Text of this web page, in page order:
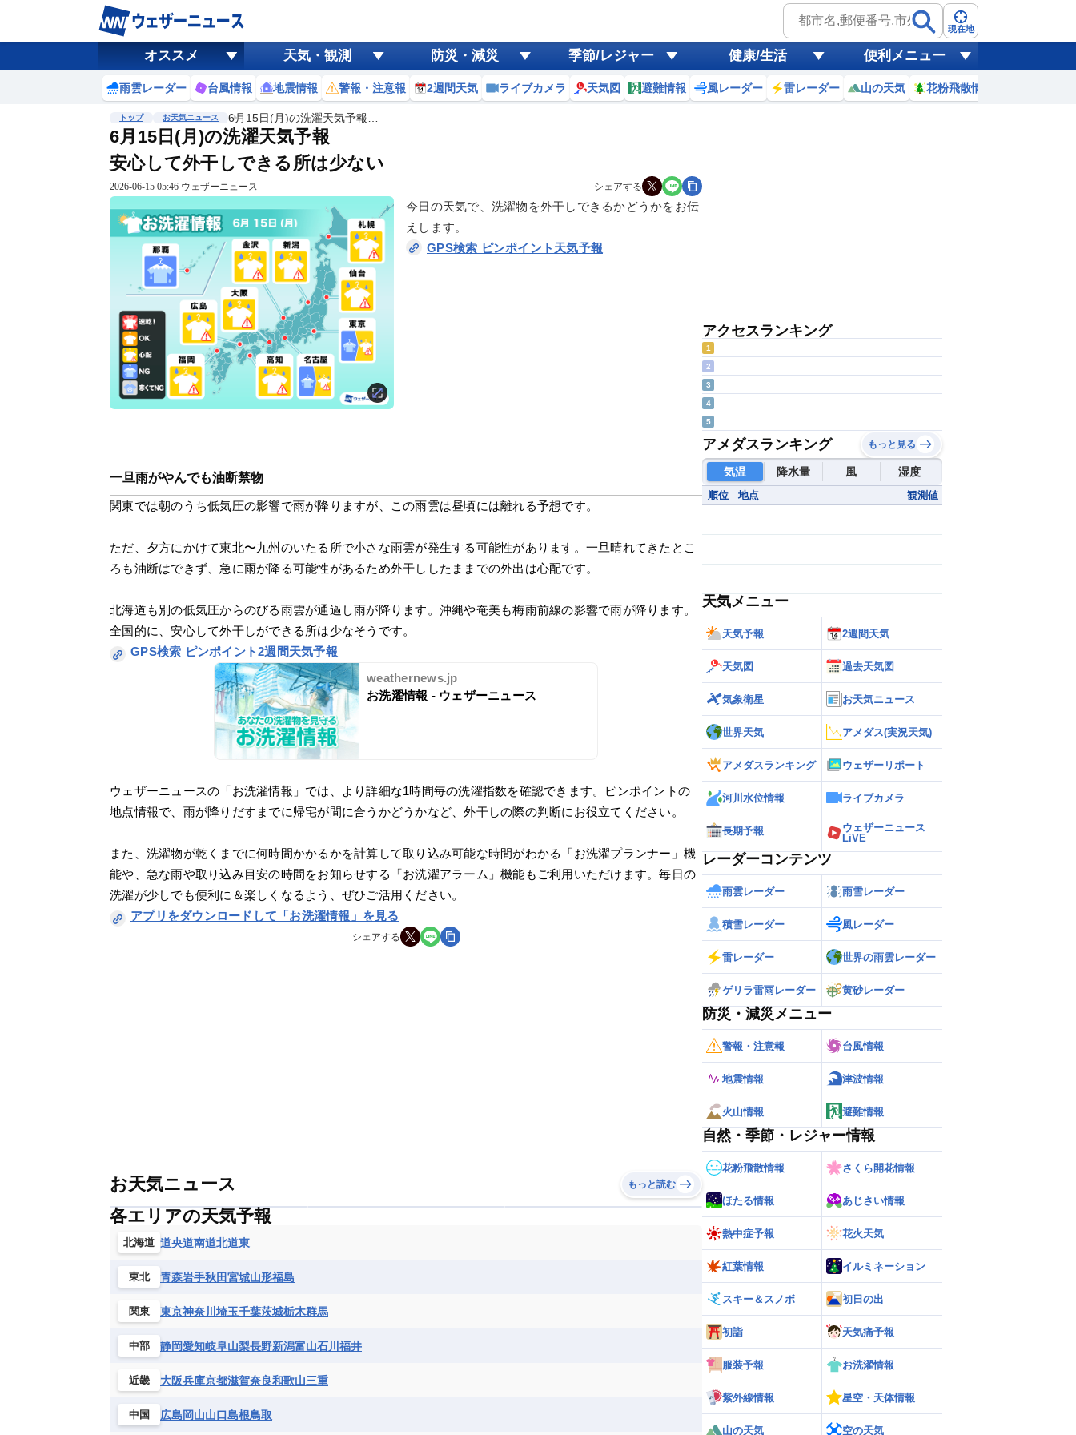
現在地
オススメ 天気・観測 防災・減災 季節/レジャー 健康/生活 便利メニュー
雨雲レーダー 台風情報 地震情報 警報・注意報 2週間天気 ライブカメラ 天気図 避難情報 風レーダー 雷レーダー 山の天気 花粉飛散情報
トップ お天気ニュース 6月15日(月)の洗濯天気予報…
6月15日(月)の洗濯天気予報
安心して外干しできる所は少ない
2026-06-15 05:46 ウェザーニュース シェアする
今日の天気で、洗濯物を外干しできるかどうかをお伝
えします。
GPS検索 ピンポイント天気予報
一旦雨がやんでも油断禁物
関東では朝のうち低気圧の影響で雨が降りますが、この雨雲は昼頃には離れる予想です。
ただ、夕方にかけて東北〜九州のいたる所で小さな雨雲が発生する可能性があります。一旦晴れてきたとこ
ろも油断はできず、急に雨が降る可能性があるため外干ししたままでの外出は心配です。
北海道も別の低気圧からのびる雨雲が通過し雨が降ります。沖縄や奄美も梅雨前線の影響で雨が降ります。
全国的に、安心して外干しができる所は少なそうです。
GPS検索 ピンポイント2週間天気予報
weathernews.jp
お洗濯情報 - ウェザーニュース
ウェザーニュースの「お洗濯情報」では、より詳細な1時間毎の洗濯指数を確認できます。ピンポイントの
地点情報で、雨が降りだすまでに帰宅が間に合うかどうかなど、外干しの際の判断にお役立てください。
また、洗濯物が乾くまでに何時間かかるかを計算して取り込み可能な時間がわかる「お洗濯プランナー」機
能や、急な雨や取り込み目安の時間をお知らせする「お洗濯アラーム」機能もご利用いただけます。毎日の
洗濯が少しでも便利に＆楽しくなるよう、ぜひご活用ください。
アプリをダウンロードして「お洗濯情報」を見る
シェアする
お天気ニュース もっと読む
各エリアの天気予報
北海道 道央道南道北道東
東北 青森岩手秋田宮城山形福島
関東 東京神奈川 埼玉千葉茨城栃木群馬
中部 静岡愛知岐阜山梨長野新潟富山石川 福井
近畿 大阪兵庫京都滋賀奈良和歌山三重
中国 広島岡山山口島根鳥取
アクセスランキング
1
2
3
4
5
アメダスランキング もっと見る
気温 降水量 風 湿度
順位 地点 観測値
天気メニュー
天気予報 2週間天気
天気図 過去天気図
気象衛星 お天気ニュース
世界天気 アメダス(実況天気)
アメダスランキング ウェザーリポート
河川水位情報 ライブカメラ
長期予報
ウェザーニュース
LiVE
レーダーコンテンツ
雨雲レーダー 雨雪レーダー
積雪レーダー 風レーダー
雷レーダー 世界の雨雲レーダー
ゲリラ雷雨レーダー 黄砂レーダー
防災・減災メニュー
警報・注意報 台風情報
地震情報 津波情報
火山情報 避難情報
自然・季節・レジャー情報
花粉飛散情報 さくら開花情報
ほたる情報 あじさい情報
熱中症予報 花火天気
紅葉情報 イルミネーション
スキー＆スノボ 初日の出
初詣 天気痛予報
服装予報 お洗濯情報
紫外線情報 星空・天体情報
山の天気 空の天気